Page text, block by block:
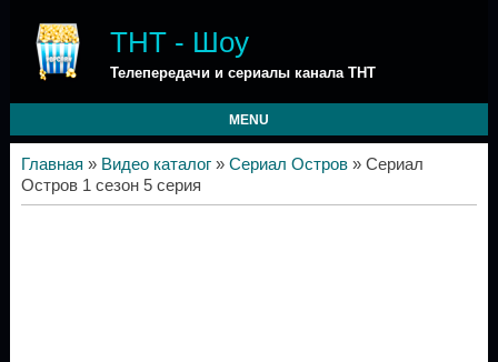
ТНТ - Шоу
Телепередачи и сериалы канала ТНТ
MENU
Главная » Видео каталог» Сериал Остров» Сериал
Остров 1 сезон 5 серия